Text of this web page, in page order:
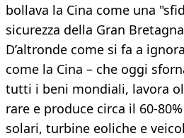
bollava la Cina come una
sicurezza della Gran
D’altronde come si fa a
come la Cina – che oggi
tutti i beni mondiali, lavora
rare e produce circa il 60-
solari, turbine eoliche e